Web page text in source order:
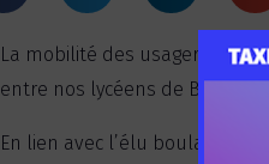
La mobilité des usagers
entre nos lycéens de Bac Pro
En lien avec l’élu